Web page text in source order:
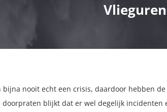
bijna nooit echt een crisis, daardoor hebben
doorpraten blijkt dat er wel degelijk